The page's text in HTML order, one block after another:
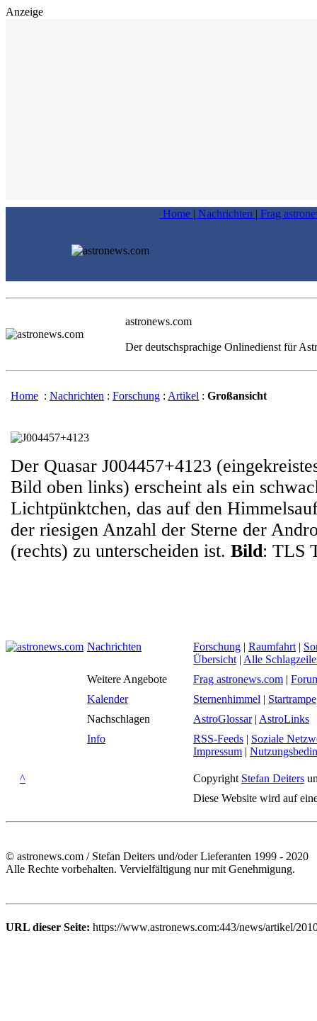
Anzeige
Home | Nachrichten | Frag
astronews.com
Der deutschsprachige Onlinedienst für
Home : Nachrichten : Forschung : Artikel : Großansicht
Der Quasar J004457+4123
Bild oben links) erscheint als ein
Lichtpünktchen, das auf den
der riesigen Anzahl der Sterne der
(rechts) zu unterscheiden ist. Bild: TLS
Nachrichten Forschung | Raumfahrt |
Übersicht | Alle
Weitere Angebote
Frag astronews.com |
Kalender
Sternenhimmel | Startrampe
Nachschlagen
AstroGlossar| AstroLinks
Info
RSS-Feeds | Soziale
Impressum |
^ Copyright Stefan Deiters
Diese Website wird auf
© astronews.com / Stefan Deiters und/oder Lieferanten 1999 - 2020
Alle Rechte vorbehalten. Vervielfältigung nur mit Genehmigung.
URL dieser Seite: https://www.astronews.com:443/news/artikel/